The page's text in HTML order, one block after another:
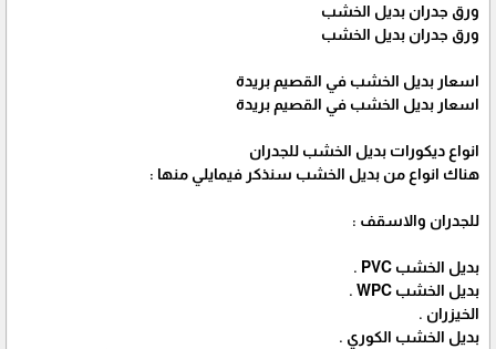
ورق جدران بديل الخشب
ورق جدران بديل الخشب
اسعار بديل الخشب في القصيم بريدة
اسعار بديل الخشب في القصيم بريدة
انواع ديكورات بديل الخشب للجدران
هناك انواع من بديل الخشب سنذكر فيمايلي منها :
للجدران والاسقف :
بديل الخشب PVC .
بديل الخشب WPC .
الخيزران .
بديل الخشب الكوري .